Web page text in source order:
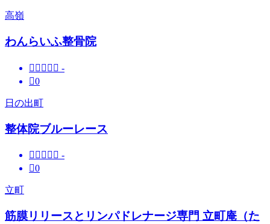
高嶺
わんらいふ整骨院
     -
0
日の出町
整体院ブルーレース
     -
0
立町
筋膜リリースとリンパドレナージ専門 立町庵（た